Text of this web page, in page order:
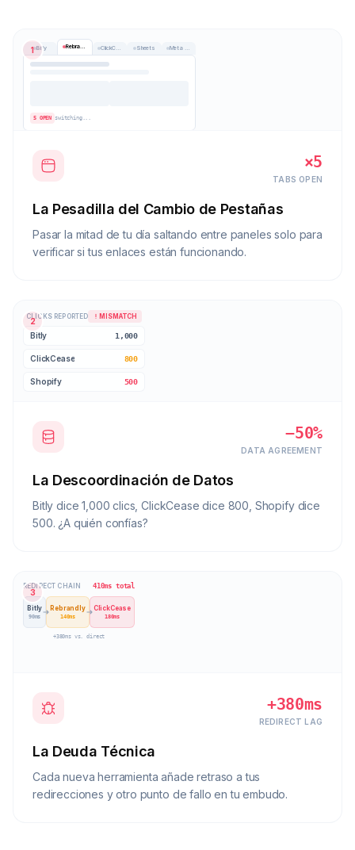
1 Bitly Rebrandly Sheets
5 OPEN switching...
×5
TABS OPEN
La Pesadilla del Cambio de Pestañas
Pasar la mitad de tu día saltando entre paneles solo para
verificar si tus enlaces están funcionando.
2
CLICKS REPORTED MISMATCH
Bitly 1,000
ClickCease 800
Shopify 500
−50%
DATA AGREEMENT
La Descoordinación de Datos
Bitly dice 1,000 clics, ClickCease dice 800, Shopify dice
500. ¿A quién confías?
3
REDIRECT CHAIN 410ms total
Bitly
90ms
Rebrandly
140ms
ClickCease
180ms
+380ms vs. direct
+380ms
REDIRECT LAG
La Deuda Técnica
Cada nueva herramienta añade retraso a tus
redirecciones y otro punto de fallo en tu embudo.